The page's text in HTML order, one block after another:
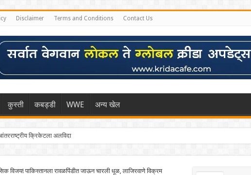
Disclaimer Terms and Conditions Contact Us
कुस्ती कबड्डी WWE अन्य खेल
क्रिकेटला अलविदा
विजय! पाकिस्तानला रावळपिंडीत जाऊन चारली धूळ, लाजिरवाणे विक्रम